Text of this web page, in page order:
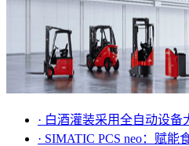
· 白酒灌装采用全自动设备
· SIMATIC PCS neo：赋能